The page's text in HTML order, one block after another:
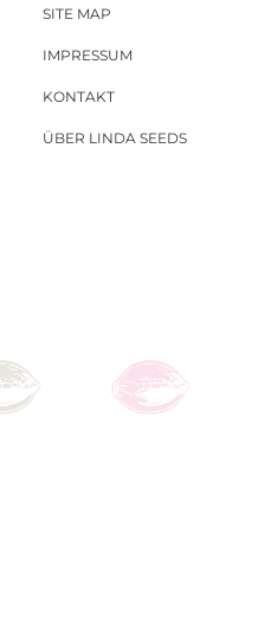
SITE MAP
IMPRESSUM
KONTAKT
ÜBER LINDA SEEDS